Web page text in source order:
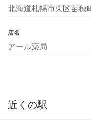
北海道札幌市東区苗
店名
アール薬局
近くの駅